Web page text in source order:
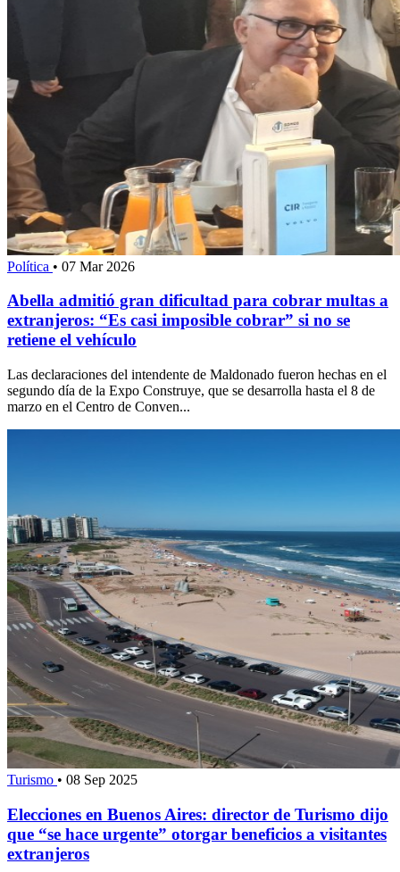
Política • 07 Mar 2026
Abella admitió gran dificultad para cobrar multas a
extranjeros: “Es casi imposible cobrar” si no se
retiene el vehículo
Las declaraciones del intendente de Maldonado fueron hechas en el
segundo día de la Expo Construye, que se desarrolla hasta el 8 de
marzo en el Centro de Conven...
Turismo • 08 Sep 2025
Elecciones en Buenos Aires: director de Turismo dijo
que “se hace urgente” otorgar beneficios a visitantes
extranjeros